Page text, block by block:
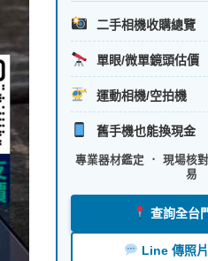
二手相機收購總覽
單眼/微單鏡頭估價
運動相機/空拍機
舊手機也能換現金
專業器材鑑定 ． 現場核
易
查詢全台
Line 傳照